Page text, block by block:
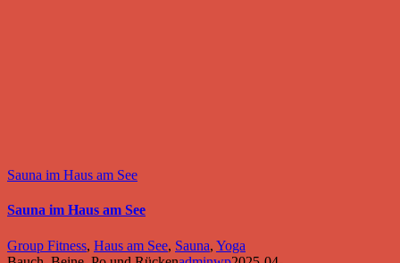
Sauna im Haus am See
Sauna im Haus am See
Group Fitness, Haus am See, Sauna, Yoga